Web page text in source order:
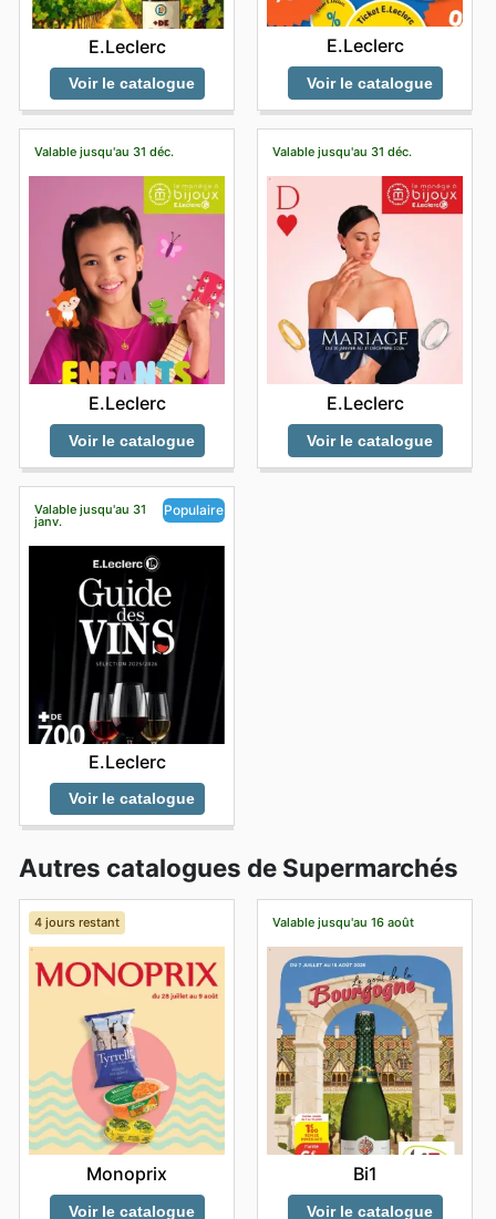
E.Leclerc
Voir le catalogue
E.Leclerc
Voir le catalogue
Valable jusqu'au 31 déc.
E.Leclerc
Voir le catalogue
Valable jusqu'au 31 déc.
E.Leclerc
Voir le catalogue
Valable jusqu'au 31
janv.
Populaire
E.Leclerc
Voir le catalogue
Autres catalogues de Supermarchés
4 jours restant
Monoprix
Voir le catalogue
Valable jusqu'au 16 août
Bi1
Voir le catalogue